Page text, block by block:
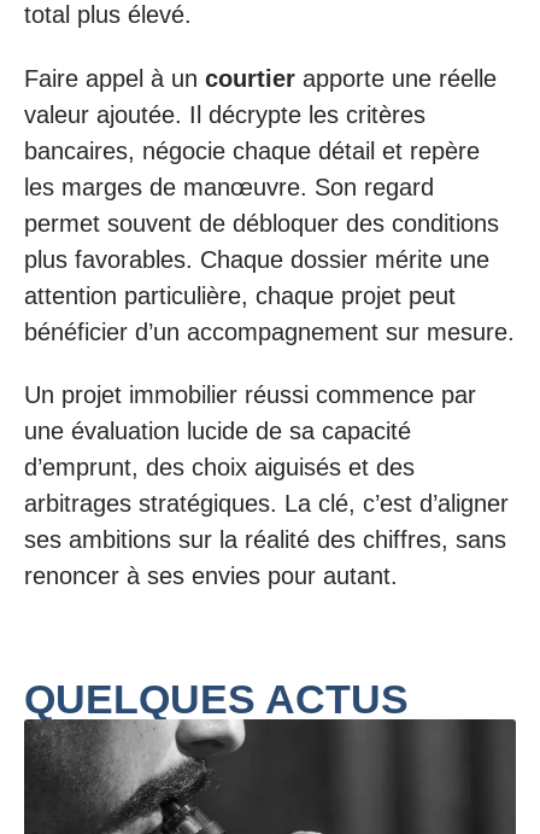
total plus élevé.
Faire appel à un courtier apporte une réelle
valeur ajoutée. Il décrypte les critères
bancaires, négocie chaque détail et repère
les marges de manœuvre. Son regard
permet souvent de débloquer des conditions
plus favorables. Chaque dossier mérite une
attention particulière, chaque projet peut
bénéficier d’un accompagnement sur mesure.
Un projet immobilier réussi commence par
une évaluation lucide de sa capacité
d’emprunt, des choix aiguisés et des
arbitrages stratégiques. La clé, c’est d’aligner
ses ambitions sur la réalité des chiffres, sans
renoncer à ses envies pour autant.
QUELQUES ACTUS